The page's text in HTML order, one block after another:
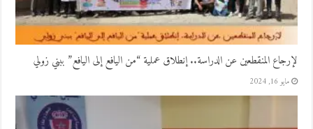
لإرجاع المنقطعين عن الدراسة.. إنطلاق عملية “من اليافع إلى اليافع” ببني زولي
مايو 16, 2024